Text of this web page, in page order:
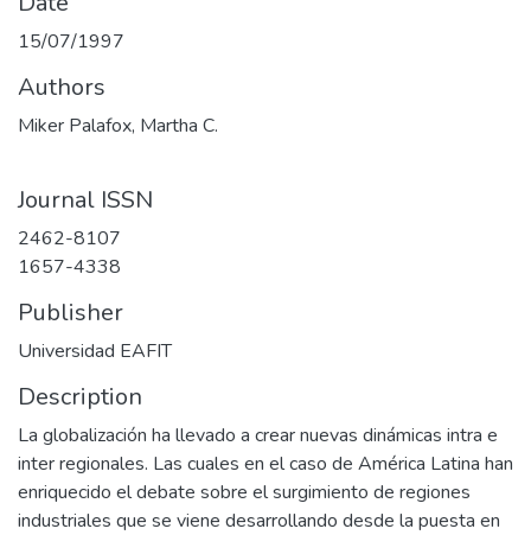
15/07/1997
Authors
Miker Palafox, Martha C.
Journal ISSN
2462-8107
1657-4338
Publisher
Universidad EAFIT
Description
La globalización ha llevado a crear nuevas dinámicas intra e
inter regionales. Las cuales en el caso de América Latina han
enriquecido el debate sobre el surgimiento de regiones
industriales que se viene desarrollando desde la puesta en